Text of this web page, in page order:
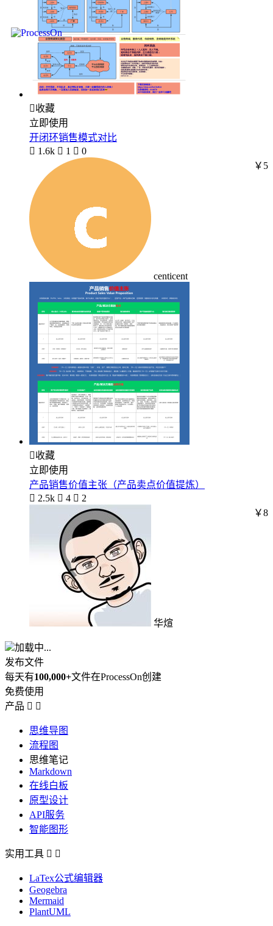
收藏
立即使用
开闭环销售模式对比
 1.6k  1  0
centicent
￥5
收藏
立即使用
产品销售价值主张（产品卖点价值提炼）
 2.5k  4  2
华煊
￥8
加载中...
发布文件
每天有100,000+文件在ProcessOn创建
免费使用
产品  
思维导图
流程图
思维笔记
Markdown
在线白板
原型设计
API服务
智能图形
实用工具  
LaTex公式编辑器
Geogebra
Mermaid
PlantUML